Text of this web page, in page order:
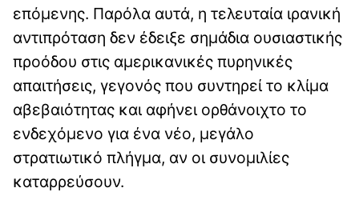
επόμενης. Παρόλα αυτά, η τελευταία ιρανική
αντιπρόταση δεν έδειξε σημάδια ουσιαστικής
προόδου στις αμερικανικές πυρηνικές
απαιτήσεις, γεγονός που συντηρεί το κλίμα
αβεβαιότητας και αφήνει ορθάνοιχτο το
ενδεχόμενο για ένα νέο, μεγάλο
στρατιωτικό πλήγμα, αν οι συνομιλίες
καταρρεύσουν.